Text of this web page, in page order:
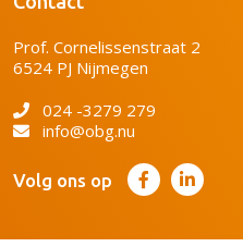
Prof. Cornelissenstraat 2
6524 PJ Nijmegen
024 -3279 279
info@obg.nu
Volg ons op